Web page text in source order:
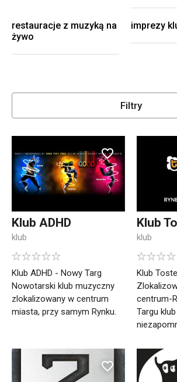
restauracje z muzyką na
żywo
imprezy
Filtry
Klub ADHD
klub
Klub ADHD - Nowy Targ
Nowotarski klub muzyczny
zlokalizowany w centrum
miasta, przy samym Rynku.
Klub
klub
Klub
centrum-
Targu